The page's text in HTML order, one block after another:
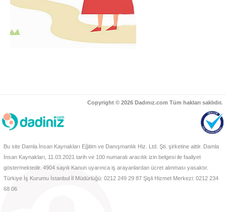
Copyright © 2026 Dadınız.com Tüm hakları saklıdır.
Bu site Damla İnsan Kaynakları Eğitim ve Danışmanlık Hiz. Ltd. Şti. şirketine aittir. Damla
İnsan Kaynakları, 11.03.2021 tarih ve 100 numaralı aracılık izin belgesi ile faaliyet
göstermektedir. 4904 sayılı Kanun uyarınca iş arayanlardan ücret alınması yasaktır.
Türkiye İş Kurumu İstanbul İl Müdürlüğü: 0212 249 29 87 Şişli Hizmet Merkezi: 0212 234
68 06